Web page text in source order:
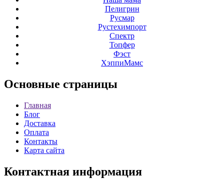
Пелигрин
Русмар
Рустехимпорт
Спектр
Топфер
Фэст
ХэппиМамс
Основные страницы
Главная
Блог
Доставка
Оплата
Контакты
Карта сайта
Контактная информация